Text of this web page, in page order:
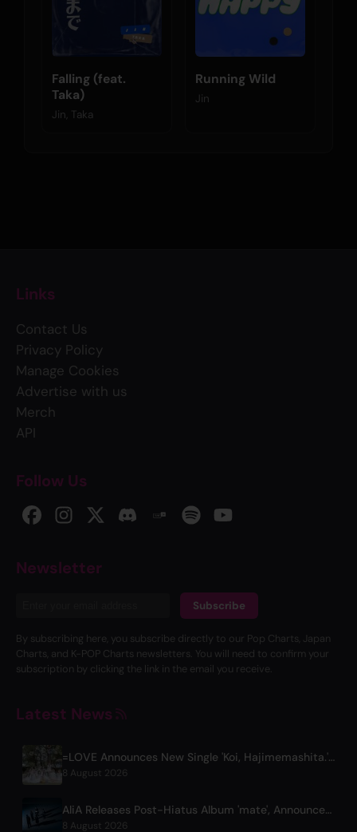
Falling (feat.
Taka)
Jin, Taka
Running Wild
Jin
Links
Contact Us
Privacy Policy
Manage Cookies
Advertise with us
Merch
API
Follow Us
Newsletter
Subscribe
By subscribing here, you subscribe directly to our Pop Charts, Japan
Charts, and K-POP Charts newsletters. You will need to confirm your
subscription by clicking the link in the email you receive.
Latest News
=LOVE Announces New Single 'Koi, Hajimemashita.' and Tokyo Dome Concerts
8 August 2026
AliA Releases Post-Hiatus Album 'mate', Announces Tokyo Live
8 August 2026